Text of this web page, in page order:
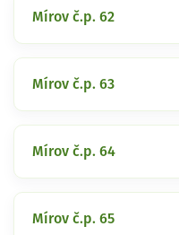
Mírov č.p. 62
Mírov č.p. 63
Mírov č.p. 64
Mírov č.p. 65